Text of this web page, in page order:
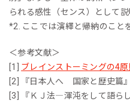
られる感性（センス）として説
*2. ここでは演繹と帰納のこと
＜参考文献＞
[1] ブレインストーミングの4原
[2] 『日本人へ 国家と歴史篇
[3] 『ＫＪ法―渾沌をして語ら